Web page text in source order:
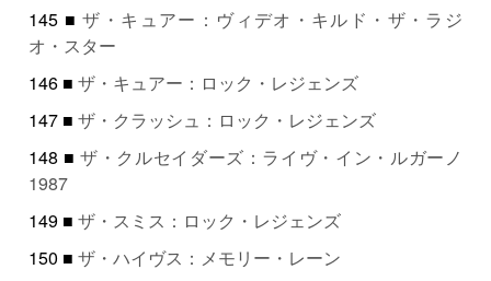
145 ■ザ・キュアー：ヴィデオ・キルド・ザ・ラジ
オ・スター
146 ■ザ・キュアー：ロック・レジェンズ
147 ■ザ・クラッシュ：ロック・レジェンズ
148 ■ザ・クルセイダーズ：ライヴ・イン・ルガーノ
1987
149 ■ザ・スミス：ロック・レジェンズ
150 ■ザ・ハイヴス：メモリー・レーン